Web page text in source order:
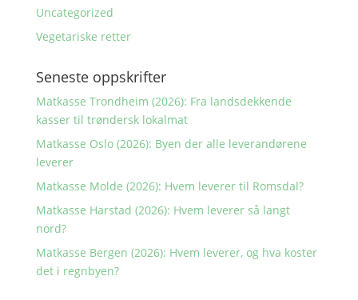
Uncategorized
Vegetariske retter
Seneste oppskrifter
Matkasse Trondheim (2026): Fra landsdekkende
kasser til trøndersk lokalmat
Matkasse Oslo (2026): Byen der alle leverandørene
leverer
Matkasse Molde (2026): Hvem leverer til Romsdal?
Matkasse Harstad (2026): Hvem leverer så langt
nord?
Matkasse Bergen (2026): Hvem leverer, og hva koster
det i regnbyen?